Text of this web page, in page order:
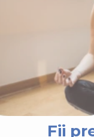
Fii